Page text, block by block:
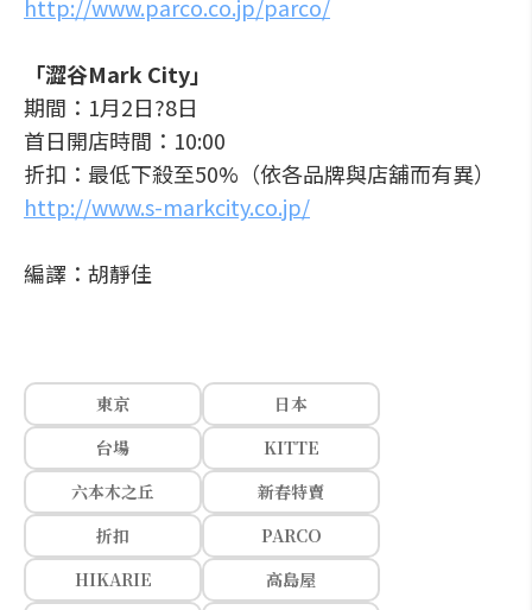
http://www.parco.co.jp/parco/
「澀谷Mark City」
期間：1月2日?8日
首日開店時間：10:00
折扣：最低下殺至50%（依各品牌與店舖而有異）
http://www.s-markcity.co.jp/
編譯：胡靜佳
東京
日本
台場
KITTE
六本木之丘
新春特賣
折扣
PARCO
HIKARIE
高島屋